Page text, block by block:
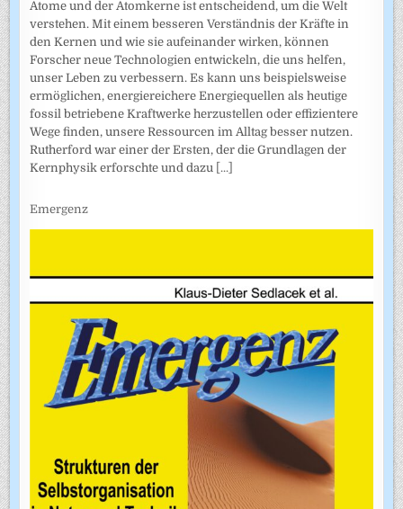
Atome und der Atomkerne ist entscheidend, um die Welt
verstehen. Mit einem besseren Verständnis der Kräfte in
den Kernen und wie sie aufeinander wirken, können
Forscher neue Technologien entwickeln, die uns helfen,
unser Leben zu verbessern. Es kann uns beispielsweise
ermöglichen, energiereichere Energiequellen als heutige
fossil betriebene Kraftwerke herzustellen oder effizientere
Wege finden, unsere Ressourcen im Alltag besser nutzen.
Rutherford war einer der Ersten, der die Grundlagen der
Kernphysik erforschte und dazu [...]
Emergenz